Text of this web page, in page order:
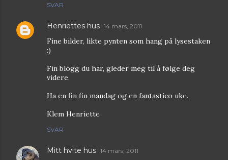
SVAR
Henriettes hus 14 mars, 2011
Fine bilder, likte pynten som hang på lysestaken
:)
Fin blogg du har, gleder meg til å følge deg
videre.
Ha en fin fin mandag og en fantastico uke.
Klem Henriette
SVAR
Mitt hvite hus 14 mars, 2011